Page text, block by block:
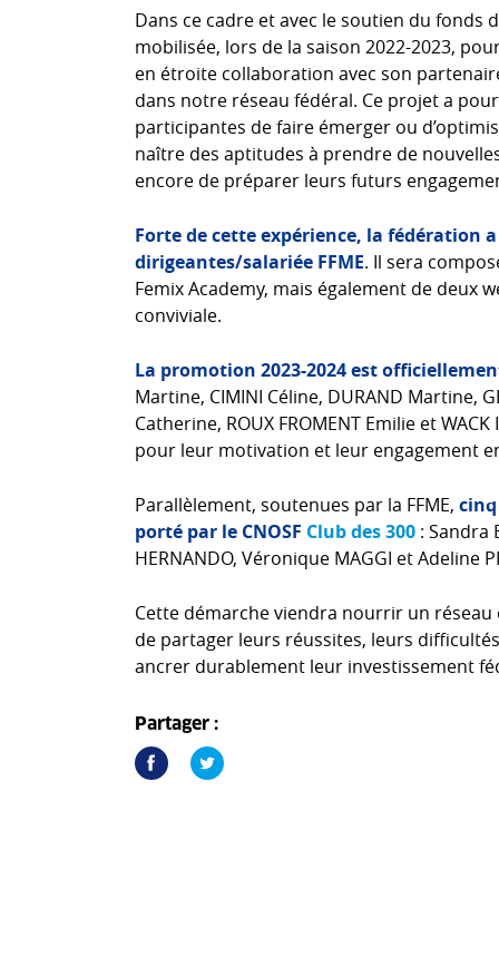
Dans ce cadre et avec le soutien du fonds
mobilisée, lors de la saison 2022-2023,
en étroite collaboration avec son
dans notre réseau fédéral. Ce projet a
participantes de faire émerger ou
naître des aptitudes à prendre de
encore de préparer leurs futurs
Forte de cette expérience, la fédération
dirigeantes/salariée FFME. Il sera
Femix Academy, mais également de deux
conviviale.
La promotion 2023-2024 est
Martine, CIMINI Céline, DURAND Martine,
Catherine, ROUX FROMENT Emilie et
pour leur motivation et leur engagement
Parallèlement, soutenues par la FFME,
porté par le CNOSF Club des 300 : Sandra
HERNANDO, Véronique MAGGI et Adeline
Cette démarche viendra nourrir un
de partager leurs réussites, leurs
ancrer durablement leur investissement
Partager :